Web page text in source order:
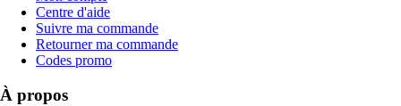
Centre d'aide
Suivre ma commande
Retourner ma commande
Codes promo
À propos